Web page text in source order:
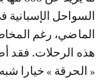
السواحل
الماضي، رغم
هذه الرحلات. فقد
« الحرقة » خيارا